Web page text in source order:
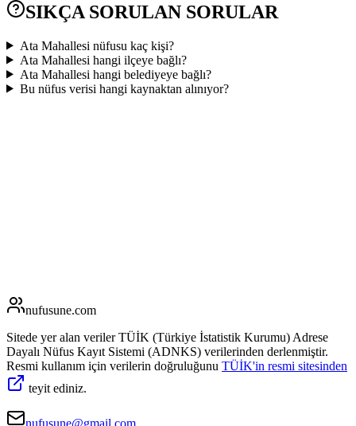
SIKÇA SORULAN SORULAR
Ata Mahallesi nüfusu kaç kişi?
Ata Mahallesi hangi ilçeye bağlı?
Ata Mahallesi hangi belediyeye bağlı?
Bu nüfus verisi hangi kaynaktan alınıyor?
nufusune.com
Sitede yer alan veriler TÜİK (Türkiye İstatistik Kurumu) Adrese
Dayalı Nüfus Kayıt Sistemi (ADNKS) verilerinden derlenmiştir.
Resmi kullanım için verilerin doğruluğunu TÜİK'in resmi sitesinden
teyit ediniz.
nufusune@gmail.com